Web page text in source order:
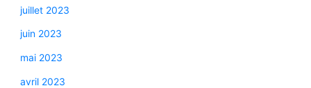
juillet 2023
juin 2023
mai 2023
avril 2023